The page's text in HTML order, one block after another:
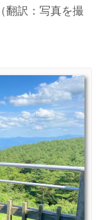
翻訳：写真を撮